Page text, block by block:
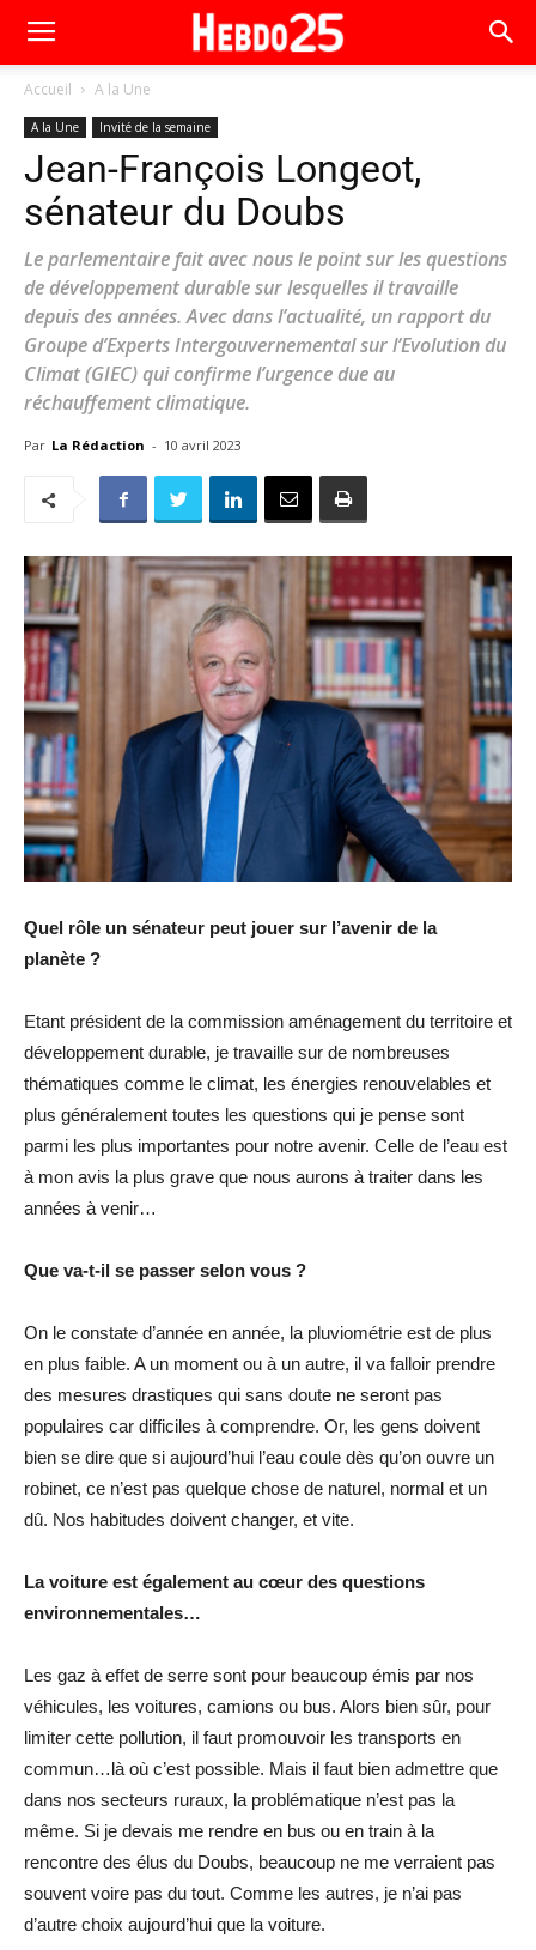
Accueil A la Une
A la Une Invité de la semaine
Jean-François Longeot,
sénateur du Doubs
Le parlementaire fait avec nous le point sur les questions
de développement durable sur lesquelles il travaille
depuis des années. Avec dans l’actualité, un rapport du
Groupe d’Experts Intergouvernemental sur l’Evolution du
Climat (GIEC) qui confirme l’urgence due au
réchauffement climatique.
Par La Rédaction - 10 avril 2023
Quel rôle un sénateur peut jouer sur l’avenir de la
planète ?
Etant président de la commission aménagement du territoire et
développement durable, je travaille sur de nombreuses
thématiques comme le climat, les énergies renouvelables et
plus généralement toutes les questions qui je pense sont
parmi les plus importantes pour notre avenir. Celle de l’eau est
à mon avis la plus grave que nous aurons à traiter dans les
années à venir…
Que va-t-il se passer selon vous ?
On le constate d’année en année, la pluviométrie est de plus
en plus faible. A un moment ou à un autre, il va falloir prendre
des mesures drastiques qui sans doute ne seront pas
populaires car difficiles à comprendre. Or, les gens doivent
bien se dire que si aujourd’hui l’eau coule dès qu’on ouvre un
robinet, ce n’est pas quelque chose de naturel, normal et un
dû. Nos habitudes doivent changer, et vite.
La voiture est également au cœur des questions
environnementales…
Les gaz à effet de serre sont pour beaucoup émis par nos
véhicules, les voitures, camions ou bus. Alors bien sûr, pour
limiter cette pollution, il faut promouvoir les transports en
commun…là où c’est possible. Mais il faut bien admettre que
dans nos secteurs ruraux, la problématique n’est pas la
même. Si je devais me rendre en bus ou en train à la
rencontre des élus du Doubs, beaucoup ne me verraient pas
souvent voire pas du tout. Comme les autres, je n’ai pas
d’autre choix aujourd’hui que la voiture.